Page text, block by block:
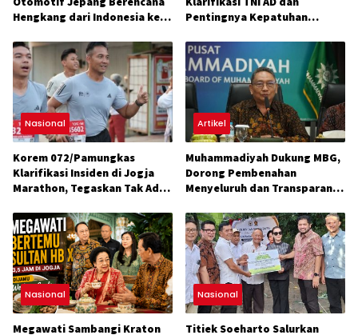
Hengkang dari Indonesia ke
Pentingnya Kepatuhan
Nasional
Korem 072/Pamungkas
Klarifikasi Insiden di Jogja
Marathon, Tegaskan Tak Ada
Artikel
Muhammadiyah Dukung MBG,
Dorong Pembenahan
Menyeluruh dan Transparansi
Nasional
Megawati Sambangi Kraton
Nasional
Titiek Soeharto Salurkan